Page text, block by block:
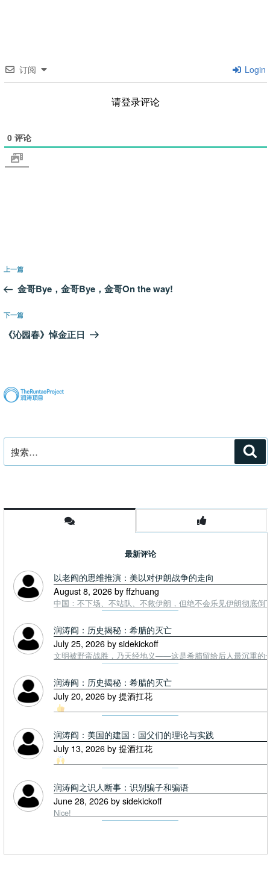
订阅 Login
请登录评论
0 评论
文
导
航
上
一
文
章
上一篇
金哥Bye，金哥Bye，金哥On the way!
下
一
下一篇
《沁园春》悼金正日
索：
最新评论
以老阎的思维推演：美以对伊朗战争的走向
August 8, 2026 by ffzhuang
中国：不下场、不站队、不救伊朗，但绝不会乐见伊朗彻底
润涛阎：历史揭秘：希腊的灭亡
July 25, 2026 by sidekickoff
文明被野蛮战胜，乃天经地义——这是希腊留给后人最沉重的
润涛阎：历史揭秘：希腊的灭亡
July 20, 2026 by 提酒扛花
润涛阎：美国的建国：国父们的理论与实践
July 13, 2026 by 提酒扛花
润涛阎之识人断事：识别骗子和骗语
June 28, 2026 by sidekickoff
Nice!